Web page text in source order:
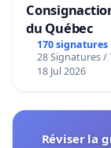
du Québec
170 signatures
28 Signatures /
18 Jul 2026
Réviser la